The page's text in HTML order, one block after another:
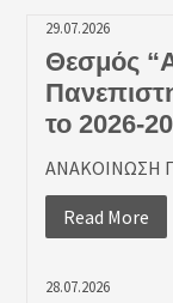
29.07.2026
Θεσμός
το 2026-
ΑΝΑΚΟΙΝΩΣΗ
Read More
28.07.2026